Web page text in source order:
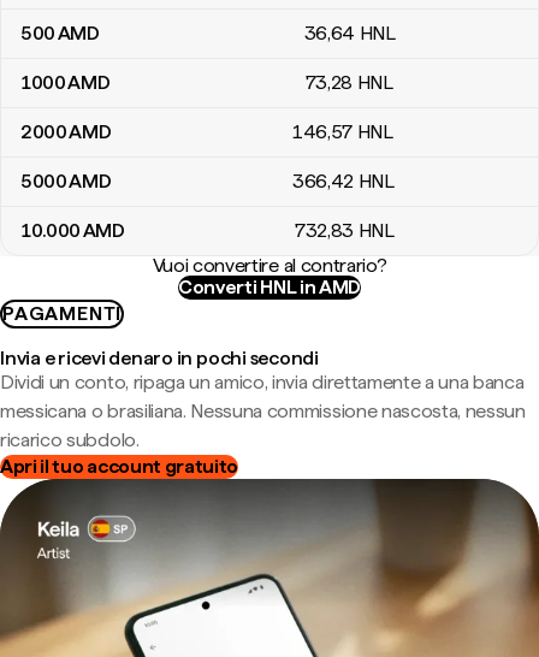
500AMD 36,64 HNL
1000AMD 73,28 HNL
2000AMD 146,57 HNL
5000AMD 366,42 HNL
10.000AMD 732,83 HNL
Vuoi convertire al contrario?
Converti HNL in AMD
PAGAMENTI
Invia e ricevi denaro in pochi secondi
Dividi un conto, ripaga un amico, invia direttamente a una banca
messicana o brasiliana. Nessuna commissione nascosta, nessun
ricarico subdolo.
Apri il tuo account gratuito